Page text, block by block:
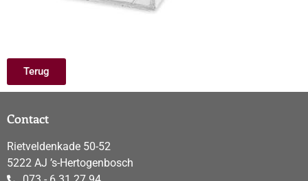
Terug
Contact
Rietveldenkade 50-52
5222 AJ ’s-Hertogenbosch